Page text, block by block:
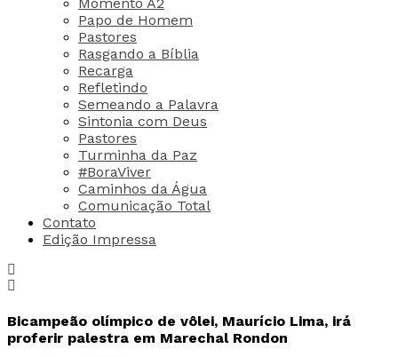
Papo de Homem
Pastores
Rasgando a Bíblia
Recarga
Refletindo
Semeando a Palavra
Sintonia com Deus
Pastores
Turminha da Paz
#BoraViver
Caminhos da Água
Comunicação Total
Contato
Edição Impressa
Bicampeão olímpico de vôlei, Maurício Lima, irá
proferir palestra em Marechal Rondon